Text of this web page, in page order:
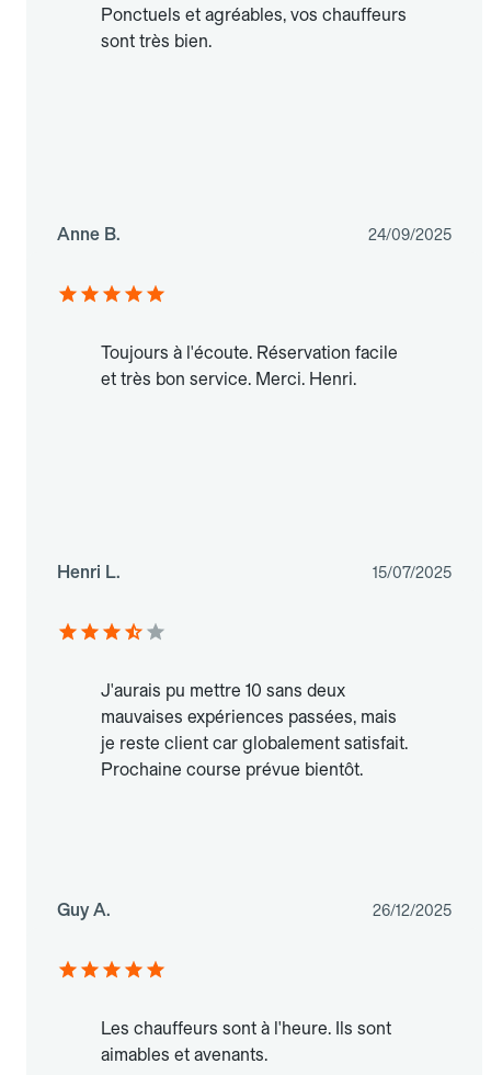
Ponctuels et agréables, vos chauffeurs
sont très bien.
Anne B. 24/09/2025
Toujours à l'écoute. Réservation facile
et très bon service. Merci. Henri.
Henri L. 15/07/2025
J'aurais pu mettre 10 sans deux
mauvaises expériences passées, mais
je reste client car globalement satisfait.
Prochaine course prévue bientôt.
Guy A. 26/12/2025
Les chauffeurs sont à l'heure. Ils sont
aimables et avenants.